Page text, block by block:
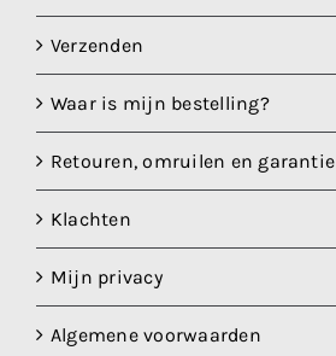
Verzenden
Waar is mijn bestelling?
Retouren, omruilen en garantie
Klachten
Mijn privacy
Algemene voorwaarden